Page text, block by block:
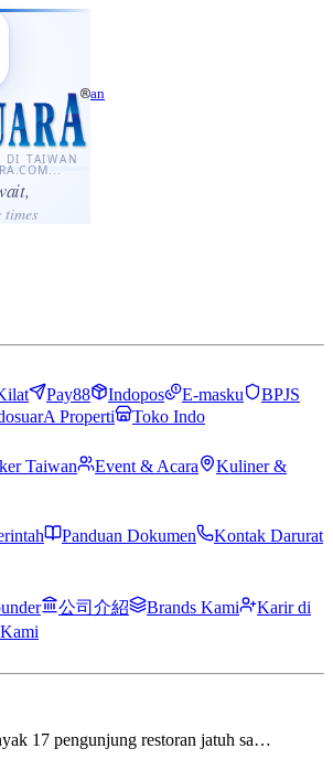
DI TAIWAN
times
di Taiwan
Pay88 Indopos E-masku
BPJS
Properti Toko Indo
Taiwan Event & Acara
Kuliner &
Panduan Dokumen
Kontak Darurat
公司介紹 Brands Kami
Karir di
17 pengunjung restoran jatuh sa…